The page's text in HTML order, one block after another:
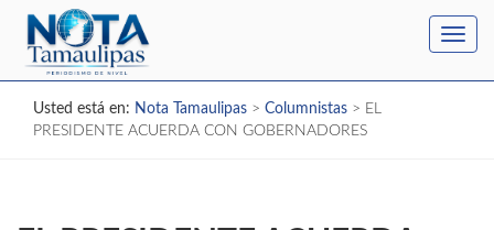
Usted está en: Nota Tamaulipas > Columnistas > EL
PRESIDENTE ACUERDA CON GOBERNADORES